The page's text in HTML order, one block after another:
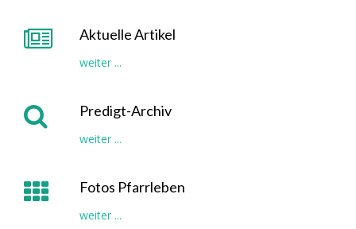
Aktuelle Artikel
weiter ...
Predigt-Archiv
weiter ...
Fotos Pfarrleben
weiter ...